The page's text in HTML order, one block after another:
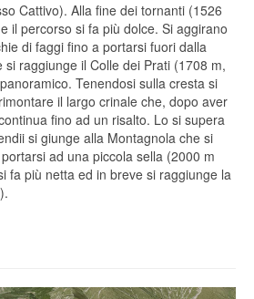
Cattivo). Alla fine dei tornanti (1526
il percorso si fa più dolce. Si aggirano
di faggi fino a portarsi fuori dalla
raggiunge il Colle dei Prati (1708 m,
Tenendosi sulla cresta si
il largo crinale che, dopo aver
fino ad un risalto. Lo si supera
si giunge alla Montagnola che si
ad una piccola sella (2000 m
fa più netta ed in breve si raggiunge la